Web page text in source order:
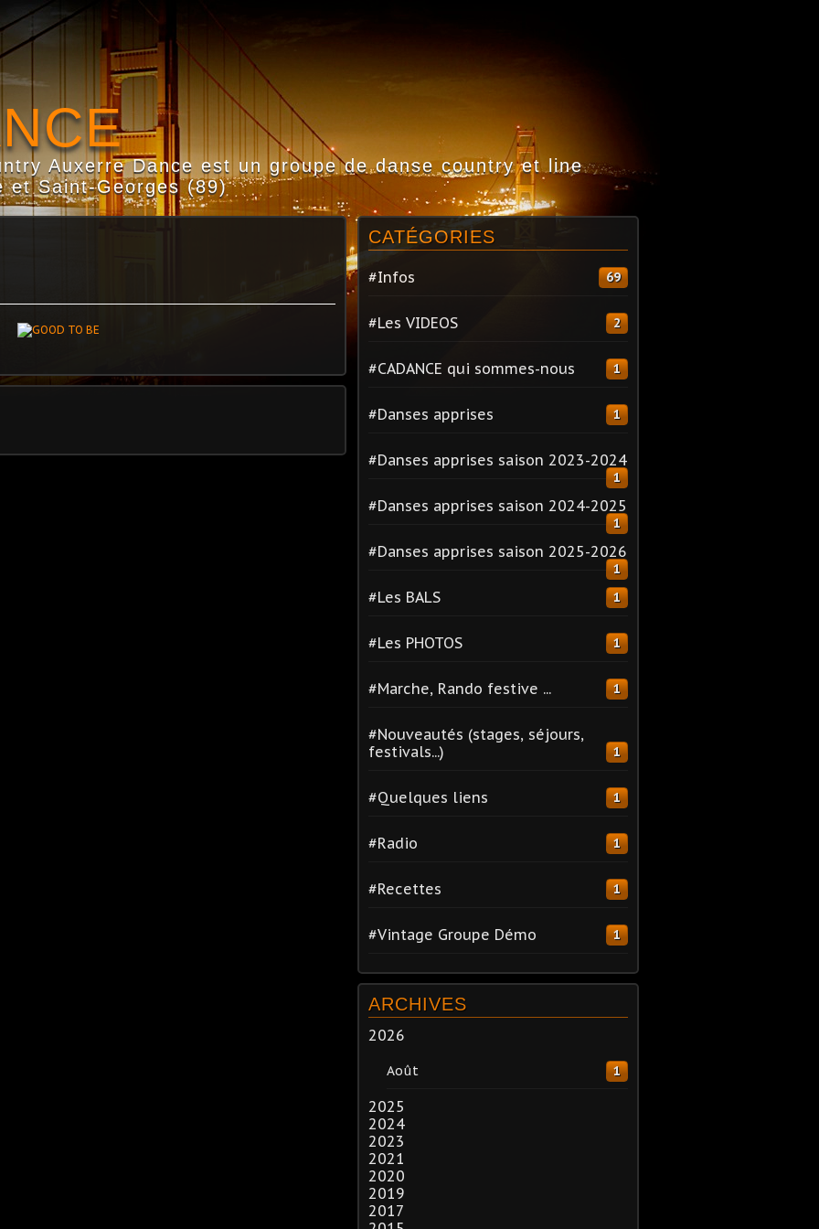
Auxerre Dance est un groupe de danse country et line
et Saint-Georges (89)
CATÉGORIES
#Infos 69
#Les VIDEOS 2
#CADANCE qui sommes-nous 1
#Danses apprises 1
#Danses apprises saison 2023-2024
1
#Danses apprises saison 2024-2025
1
#Danses apprises saison 2025-2026
1
#Les BALS 1
#Les PHOTOS 1
#Marche, Rando festive ... 1
#Nouveautés (stages, séjours,
festivals...)
1
#Quelques liens 1
#Radio 1
#Recettes 1
#Vintage Groupe Démo 1
ARCHIVES
2026
Août 1
2025
2024
2023
2021
2020
2019
2017